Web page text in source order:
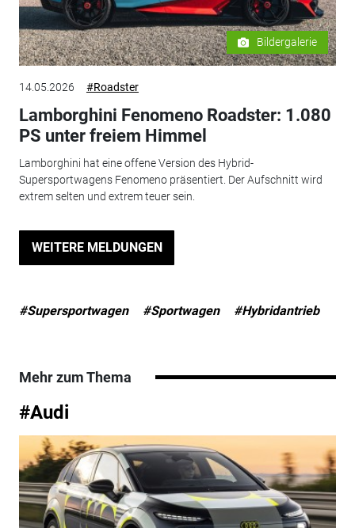
Bildergalerie
14.05.2026 #Roadster
Lamborghini Fenomeno Roadster: 1.080
PS unter freiem Himmel
Lamborghini hat eine offene Version des Hybrid-
Supersportwagens Fenomeno präsentiert. Der Aufschnitt wird
extrem selten und extrem teuer sein.
WEITERE MELDUNGEN
#Supersportwagen #Sportwagen #Hybridantrieb
Mehr zum Thema
#Audi